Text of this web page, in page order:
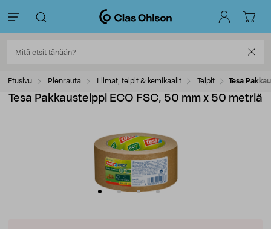
Etusivu Pienrauta Liimat, teipit & kemikaalit Teipit Tesa
Tesa Pakkausteippi ECO FSC, 50 mm x 50 metriä